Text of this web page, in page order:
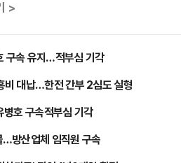
>
구속 유지…적부심 기각
비 대납…한전 간부 2심도 실형
호 구속적부심 기각
방산업체 임직원 구속